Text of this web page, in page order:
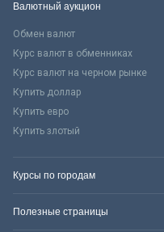
Валютный аукцион
Обмен валют
Курс валют в обменниках
Курс валют на черном рынке
Купить доллар
Купить евро
Купить злотый
Курсы по городам
Полезные страницы